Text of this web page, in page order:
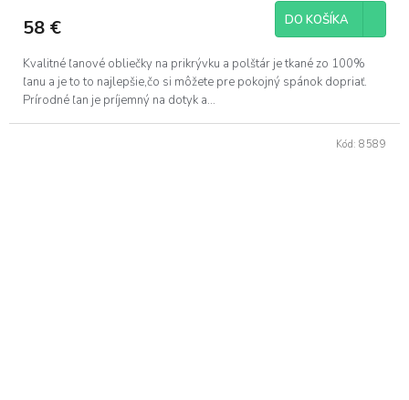
58 € DO KOŠÍKA
Kvalitné ľanové obliečky na prikrývku a polštár je tkané zo 100%
ľanu a je to to najlepšie,čo si môžete pre pokojný spánok dopriať.
Prírodné ľan je príjemný na dotyk a...
Kód: 8589